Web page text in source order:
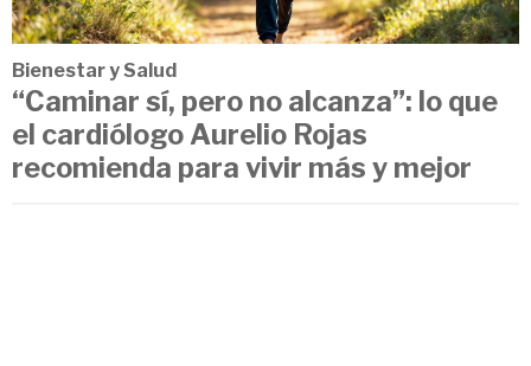
Bienestar y Salud
“Caminar sí, pero no alcanza”: lo que
el cardiólogo Aurelio Rojas
recomienda para vivir más y mejor